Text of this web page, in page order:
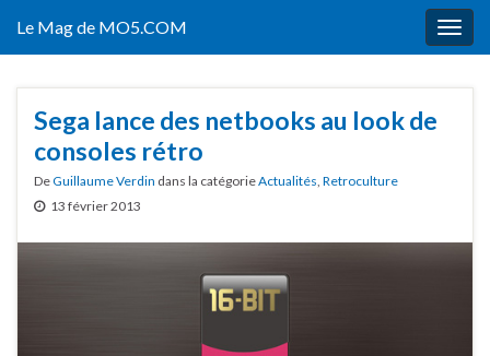
Le Mag de MO5.COM
Sega lance des netbooks au look de
consoles rétro
DeGuillaume Verdin dans la catégorieActualités, Retroculture
13 février 2013